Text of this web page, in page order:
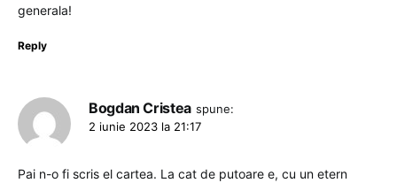
generala!
Reply
Bogdan Cristea spune:
2 iunie 2023 la 21:17
Pai n-o fi scris el cartea. La cat de putoare e, cu un etern